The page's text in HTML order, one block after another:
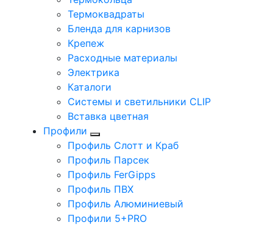
Термоквадраты
Бленда для карнизов
Крепеж
Расходные материалы
Электрика
Каталоги
Системы и светильники CLIP
Вставка цветная
Профили
Профиль Слотт и Краб
Профиль Парсек
Профиль FerGipps
Профиль ПВХ
Профиль Алюминиевый
Профили 5+PRO